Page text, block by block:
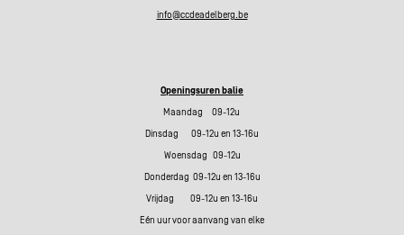
info@ccdeadelberg.be
Openingsuren balie
Maandag 09-12u
Dinsdag 09-12u en 13-16u
Woensdag 09-12u
Donderdag 09-12u en 13-16u
Vrijdag 09-12u en 13-16u
Eén uur voor aanvang van elke